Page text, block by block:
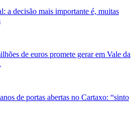
a decisão mais importante é, muitas
de euros promete gerar em Vale da
de portas abertas no Cartaxo: “sinto